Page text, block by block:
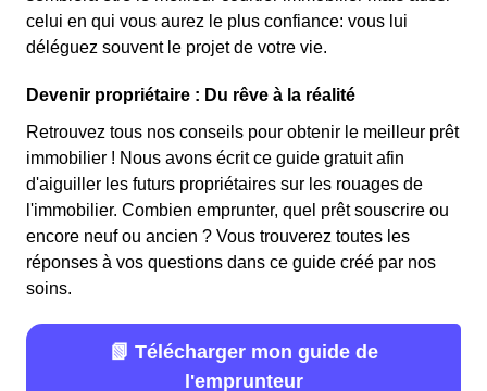
celui en qui vous aurez le plus confiance: vous lui
déléguez souvent le projet de votre vie.
Devenir propriétaire : Du rêve à la réalité
Retrouvez tous nos conseils pour obtenir le meilleur prêt
immobilier ! Nous avons écrit ce guide gratuit afin
d'aiguiller les futurs propriétaires sur les rouages de
l'immobilier. Combien emprunter, quel prêt souscrire ou
encore neuf ou ancien ? Vous trouverez toutes les
réponses à vos questions dans ce guide créé par nos
soins.
📗 Télécharger mon guide de
l'emprunteur